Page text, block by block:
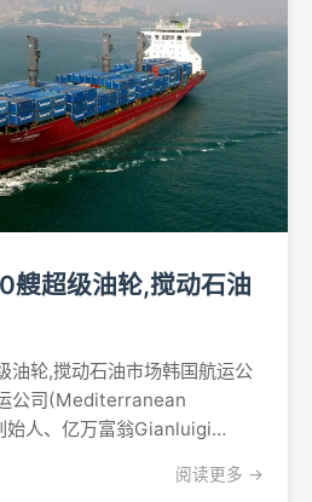
艘超级油轮,搅动石油
油轮,搅动石油市场韩国航运公
公司(Mediterranean
人、亿万富翁Gianluigi
油运输行业造成冲击,并将运
阅读更多 →